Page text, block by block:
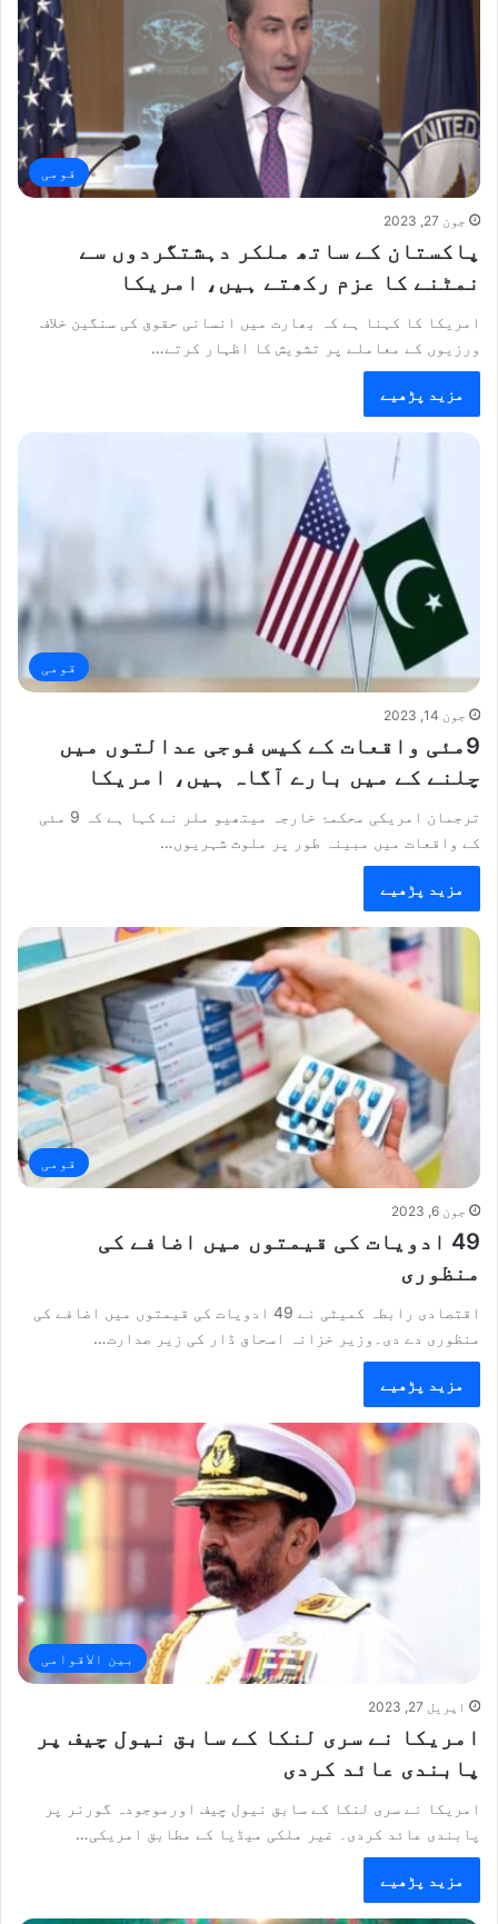
قومی
جون 27, 2023
پاکستان کے ساتھ ملکر دہشتگردوں سے
نمٹنے کا عزم رکھتے ہیں، امریکا
امریکا کا کہنا ہے کہ بھارت میں انسانی حقوق کی سنگین خلاف
ورزیوں کے معاملے پر تشویش کا اظہار کرتے…
مزید پڑھیے
قومی
جون 14, 2023
9مئی واقعات کے کیس فوجی عدالتوں میں
چلنے کے میں بارے آگاہ ہیں، امریکا
ترجمان امریکی محکمۂ خارجہ میتھیو ملر نے کہا ہے کہ 9 مئی
کے واقعات میں مبینہ طور پر ملوث شہریوں…
مزید پڑھیے
قومی
جون 6, 2023
49 ادویات کی قیمتوں میں اضافے کی
منظوری
اقتصادی رابطہ کمیٹی نے 49 ادویات کی قیمتوں میں اضافے کی
منظوری دے دی۔وزیر خزانہ اسحاق ڈار کی زیر صدارت…
مزید پڑھیے
بین الاقوامی
اپریل 27, 2023
امریکا نے سری لنکا کے سابق نیول چیف پر
پابندی عائد کردی
امریکا نے سری لنکا کے سابق نیول چیف اورموجودہ گورنر پر
پابندی عائد کردی۔ غیر ملکی میڈیا کے مطابق امریکی…
مزید پڑھیے